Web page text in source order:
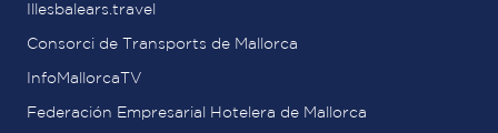
Illesbalears.travel
Consorci de Transports de Mallorca
InfoMallorcaTV
Federación Empresarial Hotelera de Mallorca